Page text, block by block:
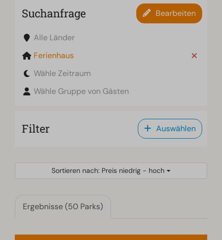
Suchanfrage Bearbeiten
Alle Länder
Ferienhaus
Wähle Zeitraum
Wähle Gruppe von Gästen
Filter Auswählen
Sortieren nach: Preis niedrig - hoch
Ergebnisse (50 Parks)